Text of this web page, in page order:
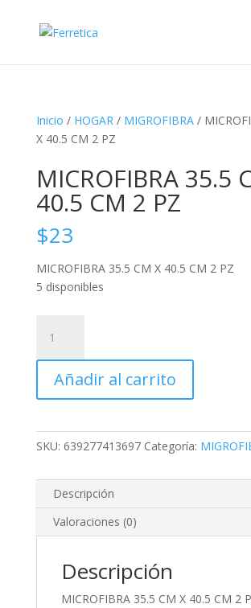
Inicio / HOGAR/ MIGROFIBRA/
X 40.5 CM 2 PZ
MICROFIBRA 35.5
40.5 CM 2 PZ
$23
MICROFIBRA 35.5 CM X 40.5 CM 2 PZ
5 disponibles
35.5
CM
40.5
2
PZ
Añadir al carrito
SKU: 639277413697 Categoría:
Descripción
Valoraciones (0)
Descripción
MICROFIBRA 35.5 CM X 40.5 CM 2